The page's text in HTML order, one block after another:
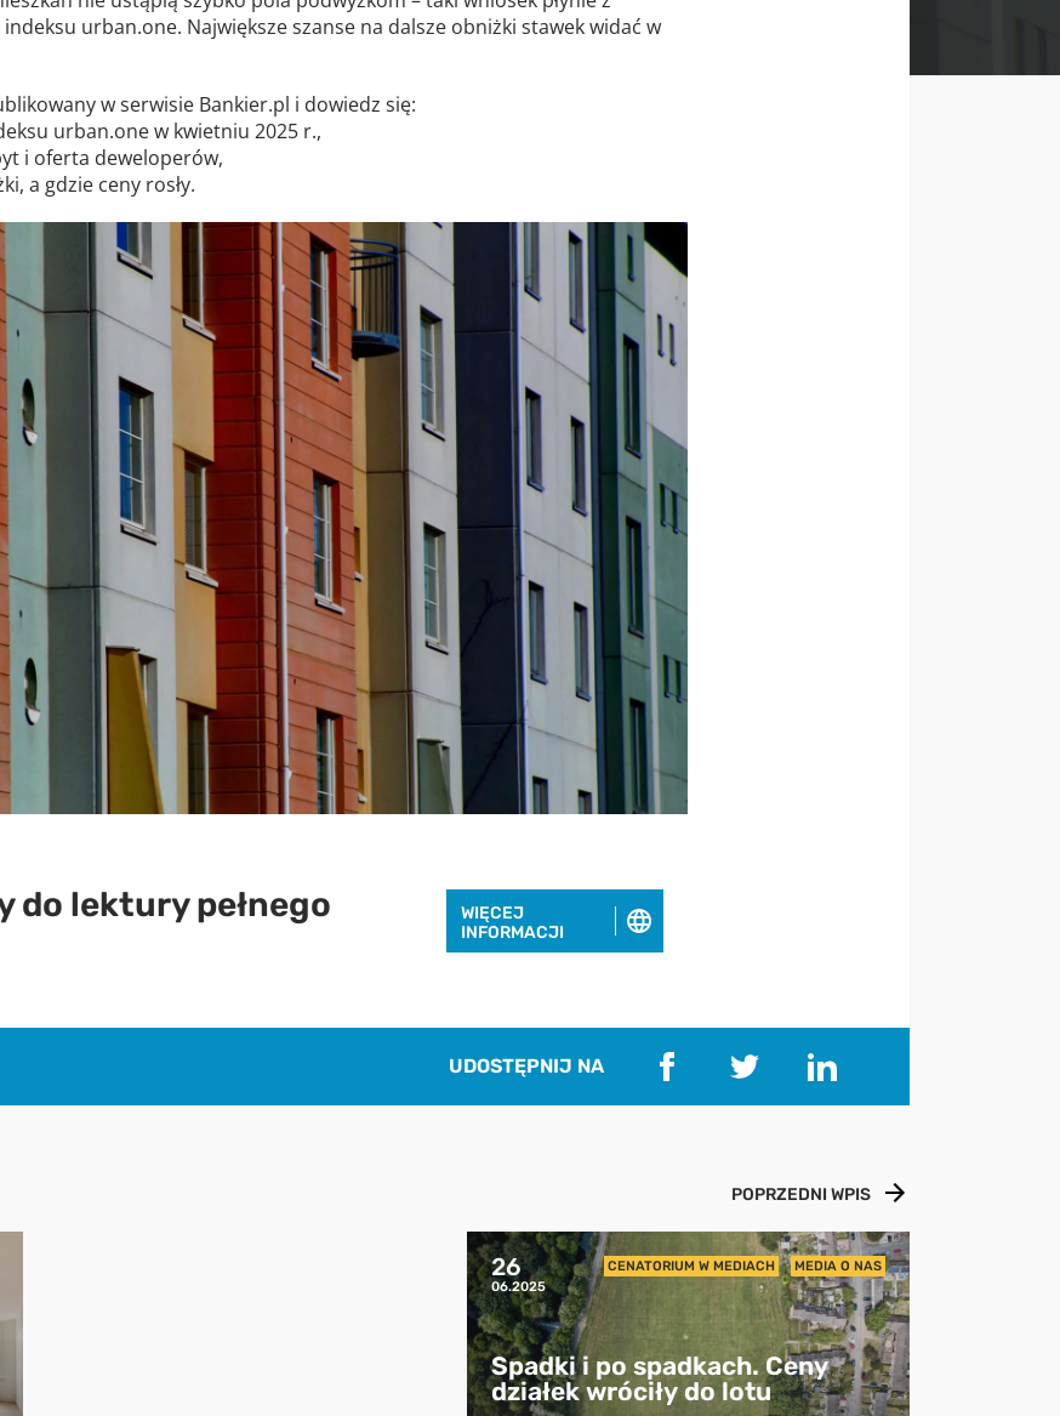
urban.one. Największe szanse na dalsze obniżki stawek widać w
w serwisie Bankier.pl i dowiedz się:
urban.one w kwietniu 2025 r.,
i oferta deweloperów,
a gdzie ceny rosły.
do lektury pełnego
WIĘCEJ
INFORMACJI
Cenatorium Sp. z o.o. z siedzibą w Warszawie. Mam świadomość, że mogęUDOSTĘPNIJ NA
POPRZEDNI WPIS
26
06.2025
CENATORIUM W MEDIACH MEDIA O NAS
Spadki i po spadkach. Ceny
działek wróciły do lotu